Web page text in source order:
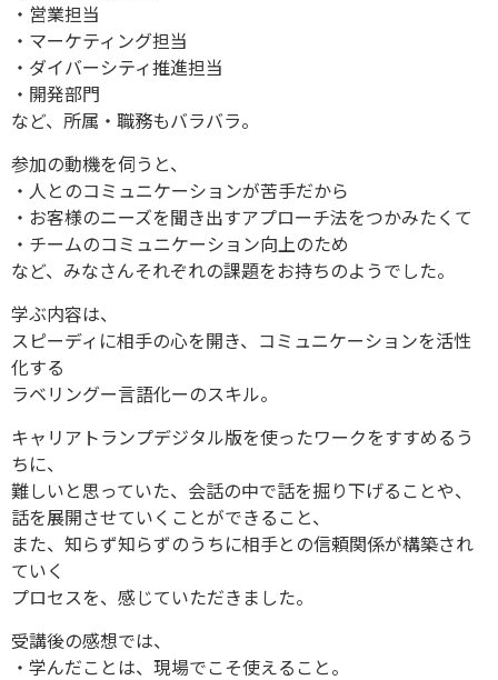
・営業担当
・マーケティング担当
・ダイバーシティ推進担当
・開発部門
など、所属・職務もバラバラ。
参加の動機を伺うと、
・人とのコミュニケーションが苦手だから
・お客様のニーズを聞き出すアプローチ法をつかみたくて
・チームのコミュニケーション向上のため
など、みなさんそれぞれの課題をお持ちのようでした。
学ぶ内容は、
スピーディに相手の心を開き、コミュニケーションを活性
化する
ラベリングー言語化ーのスキル。
キャリアトランプデジタル版を使ったワークをすすめるう
ちに、
難しいと思っていた、会話の中で話を掘り下げることや、
話を展開させていくことができること、
また、知らず知らずのうちに相手との信頼関係が構築され
ていく
プロセスを、感じていただきました。
受講後の感想では、
・学んだことは、現場でこそ使えること。